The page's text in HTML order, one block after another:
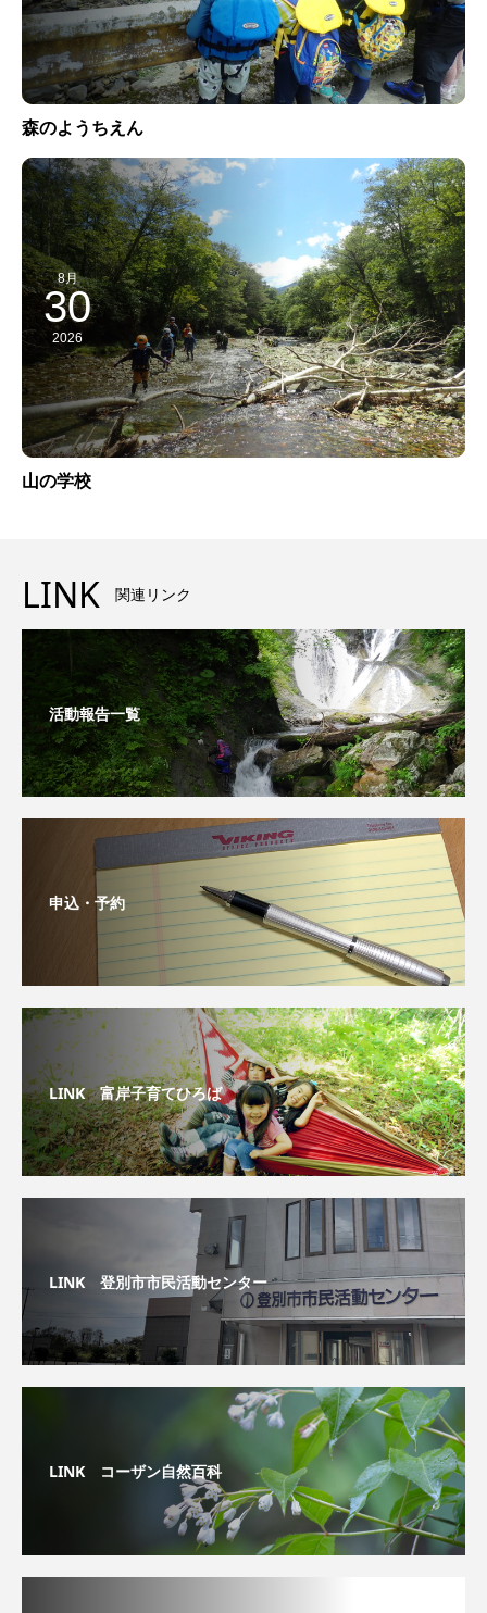
森のようちえん
8月
30
2026
山の学校
LINK 関連リンク
活動報告一覧
申込・予約
LINK 富岸子育てひろば
LINK 登別市市民活動センター
LINK コーザン自然百科